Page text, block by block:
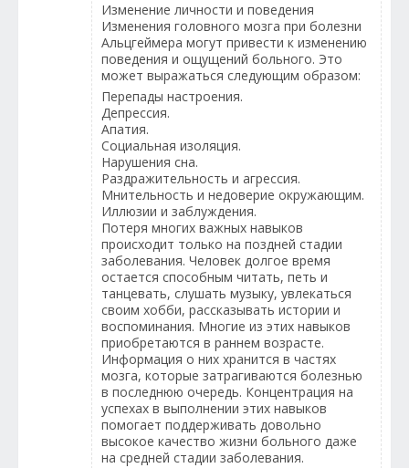
Изменение личности и поведения
Изменения головного мозга при болезни
Альцгеймера могут привести к изменению
поведения и ощущений больного. Это
может выражаться следующим образом:
Перепады настроения.
Депрессия.
Апатия.
Социальная изоляция.
Нарушения сна.
Раздражительность и агрессия.
Мнительность и недоверие окружающим.
Иллюзии и заблуждения.
Потеря многих важных навыков
происходит только на поздней стадии
заболевания. Человек долгое время
остается способным читать, петь и
танцевать, слушать музыку, увлекаться
своим хобби, рассказывать истории и
воспоминания. Многие из этих навыков
приобретаются в раннем возрасте.
Информация о них хранится в частях
мозга, которые затрагиваются болезнью
в последнюю очередь. Концентрация на
успехах в выполнении этих навыков
помогает поддерживать довольно
высокое качество жизни больного даже
на средней стадии заболевания.